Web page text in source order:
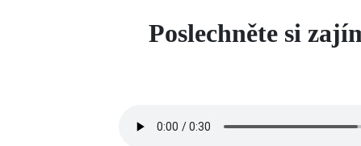
Poslechněte si